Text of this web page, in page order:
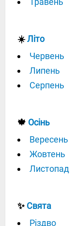
☀️Літо
Червень
Липень
Серпень
🍁 Осінь
Вересень
Жовтень
Листопад
✨Свята
Різдво